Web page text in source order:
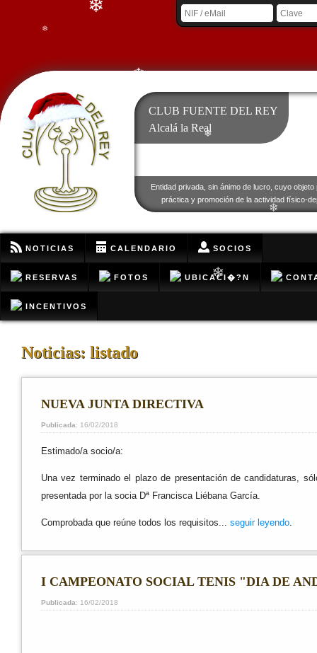
CLUB FUENTE DEL REY
Alcalá la Real
Entidad privada, sin ánimo de lucro, cuyo objeto
práctica y promoción de la actividad físico-
NOTICIAS CALENDARIO SOCIOS
RESERVAS FOTOS UBICACI�?N
INCENTIVOS
Noticias: listado
NUEVA JUNTA DIRECTIVA
Publicada: 16/02/2018
Estimado/a socio/a:
Una vez terminado el plazo de presentación de candidaturas,
presentada por la socia Dª Francisca Liébana García.
Comprobada que reúne todos los requisitos... seguir leyendo.
I CAMPEONATO SOCIAL TENIS "DIA DE
Publicada: 16/02/2018
❄
❄
❄